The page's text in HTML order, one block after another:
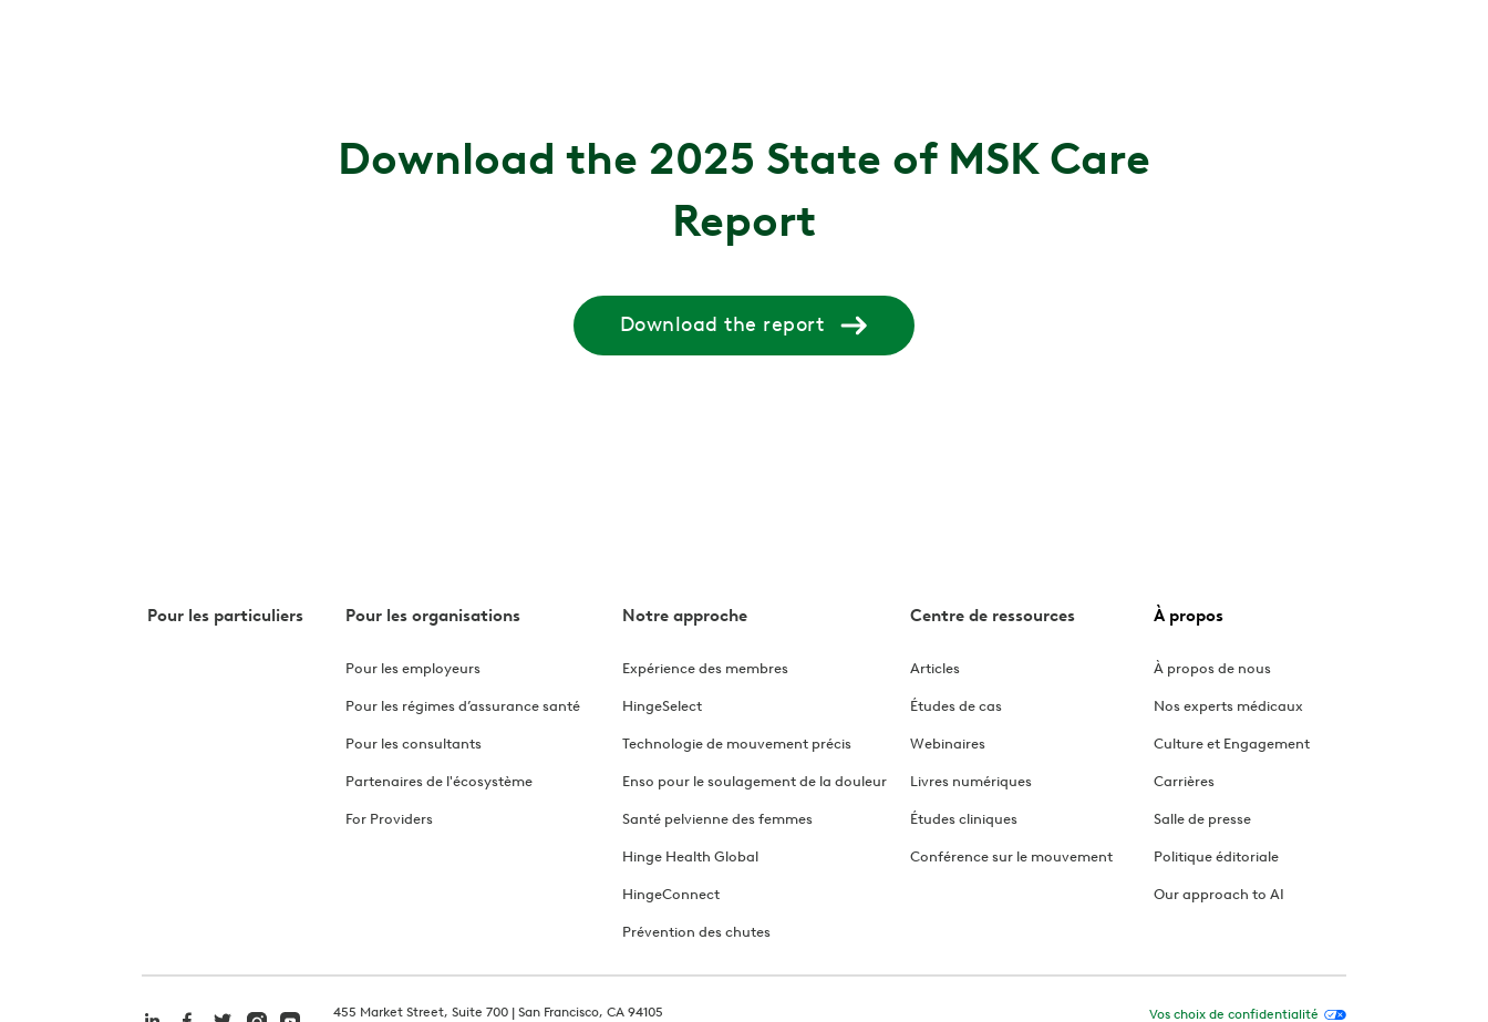
Download the 2025 State of MSK Care
Report
Download the report
Pour les particuliers Pour les organisations
Pour les employeurs
Pour les régimes d’assurance santé
Pour les consultants
Partenaires de l'écosystème
For Providers
Notre approche
Expérience des membres
HingeSelect
Technologie de mouvement précis
Enso pour le soulagement de la douleur
Santé pelvienne des femmes
Hinge Health Global
HingeConnect
Prévention des chutes
Centre de ressources
Articles
Études de cas
Webinaires
Livres numériques
Études cliniques
Conférence sur le mouvement
À propos
À propos de nous
Nos experts médicaux
Culture et Engagement
Carrières
Salle de presse
Politique éditoriale
Our approach to AI
455 Market Street, Suite 700 | San Francisco, CA 94105 Vos choix de confidentialité